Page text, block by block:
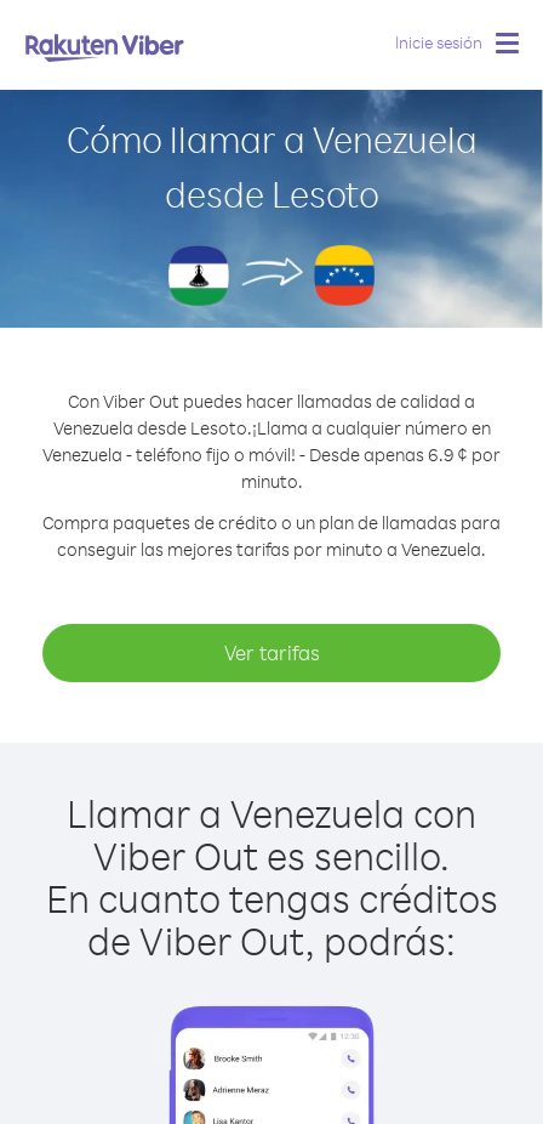
Inicie sesión
Cómo llamar a Venezuela
desde Lesoto
Con Viber Out puedes hacer llamadas de calidad a
Venezuela desde Lesoto.¡Llama a cualquier número en
Venezuela - teléfono fijo o móvil! - Desde apenas 6.9 ¢ por
minuto.
Compra paquetes de crédito o un plan de llamadas para
conseguir las mejores tarifas por minuto a Venezuela.
Ver tarifas
Llamar a Venezuela con
Viber Out es sencillo.
En cuanto tengas créditos
de Viber Out, podrás: